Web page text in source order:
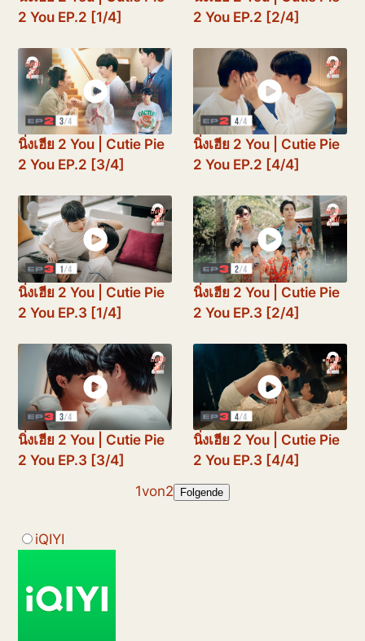
2 You EP.2 [1/4]
2 You EP.2 [2/4]
นิ่งเฮีย 2 You | Cutie Pie
2 You EP.2 [3/4]
นิ่งเฮีย 2 You | Cutie Pie
2 You EP.2 [4/4]
นิ่งเฮีย 2 You | Cutie Pie
2 You EP.3 [1/4]
นิ่งเฮีย 2 You | Cutie Pie
2 You EP.3 [2/4]
นิ่งเฮีย 2 You | Cutie Pie
2 You EP.3 [3/4]
นิ่งเฮีย 2 You | Cutie Pie
2 You EP.3 [4/4]
1von2 Folgende
iQIYI